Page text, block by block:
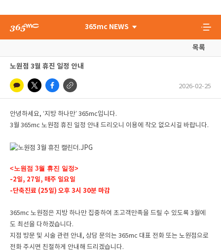
365mc NEWS
목록
노원점 3월 휴진 일정 안내
2026-02-25
안녕하세요, ‘지방 하나만’ 365mc입니다.
3월 365mc 노원점 휴진 일정 안내 드리오니 이용에 착오 없으시길 바랍니다.
<노원점 3월 휴진 일정>
-2일, 27일, 매주 일요일
-단축진료 (25일) 오후 3시 30분 마감
365mc 노원점은 지방 하나만 집중하여 초고객만족을 드릴 수 있도록 3월에
도 최선을 다하겠습니다.
지점 방문 및 시술 관련 안내, 상담 문의는 365mc 대표 전화 또는 노원점으로
전화 주시면 친절하게 안내해 드리겠습니다.